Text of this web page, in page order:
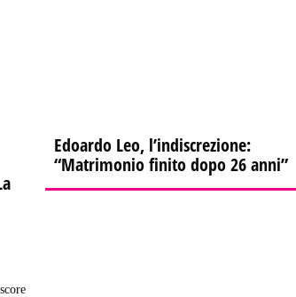
Edoardo Leo, l’indiscrezione:
“Matrimonio finito dopo 26 anni”